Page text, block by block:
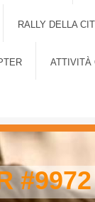
RALLY DELLA
ATTIVITÀ
#9972